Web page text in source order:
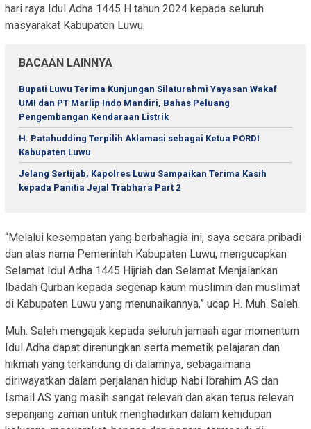
hari raya Idul Adha 1445 H tahun 2024 kepada seluruh
masyarakat Kabupaten Luwu.
BACAAN LAINNYA
Bupati Luwu Terima Kunjungan Silaturahmi Yayasan Wakaf
UMI dan PT Marlip Indo Mandiri, Bahas Peluang
Pengembangan Kendaraan Listrik
H. Patahudding Terpilih Aklamasi sebagai Ketua PORDI
Kabupaten Luwu
Jelang Sertijab, Kapolres Luwu Sampaikan Terima Kasih
kepada Panitia Jejal Trabhara Part 2
“Melalui kesempatan yang berbahagia ini, saya secara pribadi
dan atas nama Pemerintah Kabupaten Luwu, mengucapkan
Selamat Idul Adha 1445 Hijriah dan Selamat Menjalankan
Ibadah Qurban kepada segenap kaum muslimin dan muslimat
di Kabupaten Luwu yang menunaikannya,” ucap H. Muh. Saleh.
Muh. Saleh mengajak kepada seluruh jamaah agar momentum
Idul Adha dapat direnungkan serta memetik pelajaran dan
hikmah yang terkandung di dalamnya, sebagaimana
diriwayatkan dalam perjalanan hidup Nabi Ibrahim AS dan
Ismail AS yang masih sangat relevan dan akan terus relevan
sepanjang zaman untuk menghadirkan dalam kehidupan